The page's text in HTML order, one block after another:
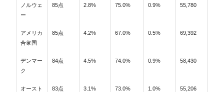
ノルウェ
ー
85点 2.8% 75.0% 0.9% 55,780
アメリカ
合衆国
85点 4.2% 67.0% 0.5% 69,392
デンマー
ク
84点 4.5% 74.0% 0.9% 58,430
オースト
83点 3.1% 73.0% 1.0% 55,206